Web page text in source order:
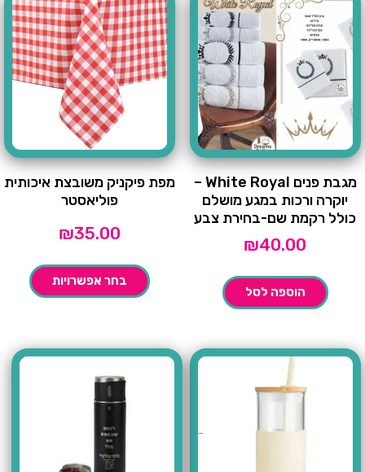
מגבת פנים White Royal –
יוקרה ורכות במגע מושלם
כולל רקמת שם-בחירת צבע
₪40.00
הוספה לסל
מפת פיקניק משובצת איכותית
פוליאסטר
₪35.00
בחר אפשרויות